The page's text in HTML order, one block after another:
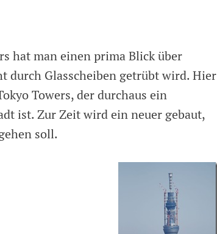
hat man einen prima Blick über
durch Glasscheiben getrübt wird. Hier
Towers, der durchaus ein
ist. Zur Zeit wird ein neuer gebaut,
soll.